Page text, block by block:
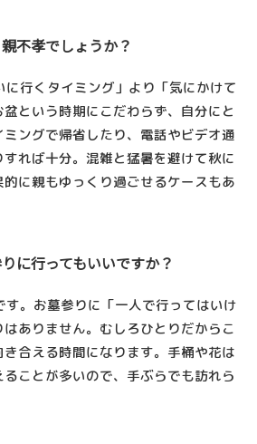
不孝でしょうか？
に行くタイミング」より「気にかけて
という時期にこだわらず、自分にと
ングで帰省したり、電話やビデオ通
れば十分。混雑と猛暑を避けて秋に
に親もゆっくり過ごせるケースもあ
に行ってもいいですか？
す。お墓参りに「一人で行ってはいけ
ありません。むしろひとりだからこ
合える時間になります。手桶や花は
ことが多いので、手ぶらでも訪れら